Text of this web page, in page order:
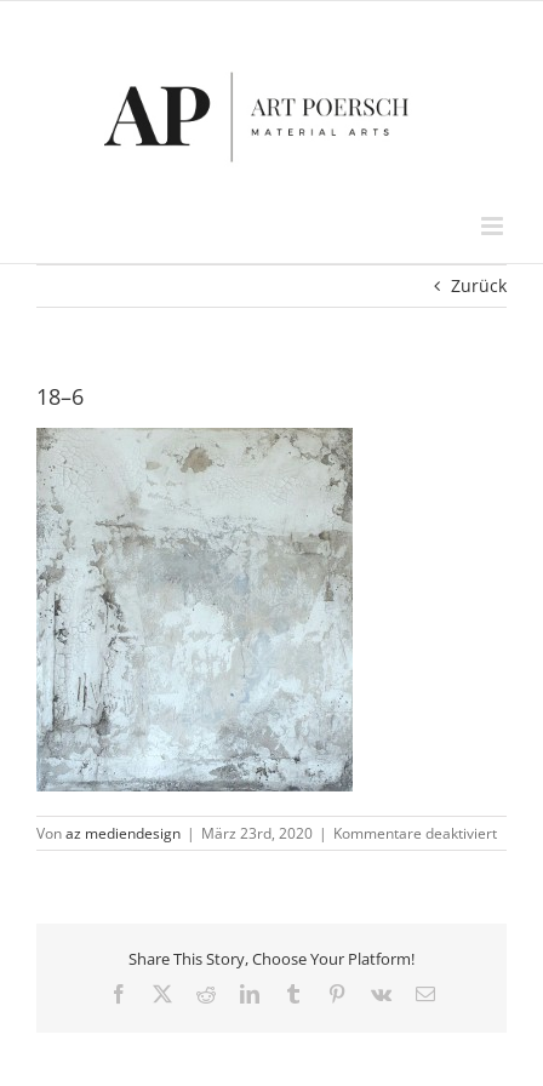
Zurück
18–6
Vonaz mediendesign | März 23rd, 2020 | Kommentare deaktiviertfür
18–
Share This Story, Choose Your Platform!
Facebook RedditLinkedInTumblr Pinterest
Vk
E-